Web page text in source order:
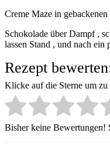
Creme Maze in
Schokolade über Dampf ,
lassen Stand , und nach
Rezept
Klicke auf die Sterne um zu
Bisher keine Bewertungen!